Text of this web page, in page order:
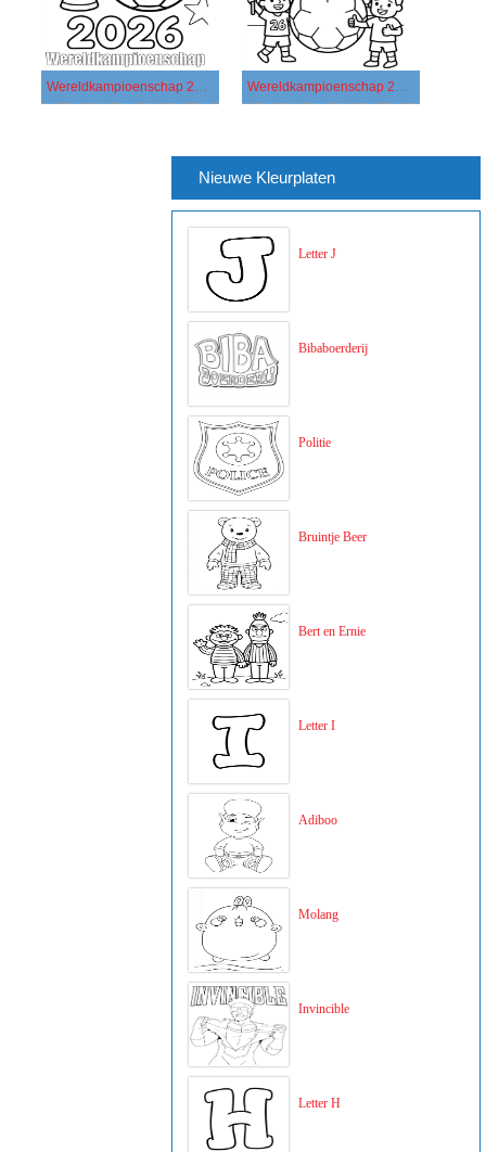
Wereldkampioenschap 2026 gratis Wereldkampioenschap 2026 voor kinderen
Nieuwe Kleurplaten
Letter J
Bibaboerderij
Politie
Bruintje Beer
Bert en Ernie
Letter I
Adiboo
Molang
Invincible
Letter H